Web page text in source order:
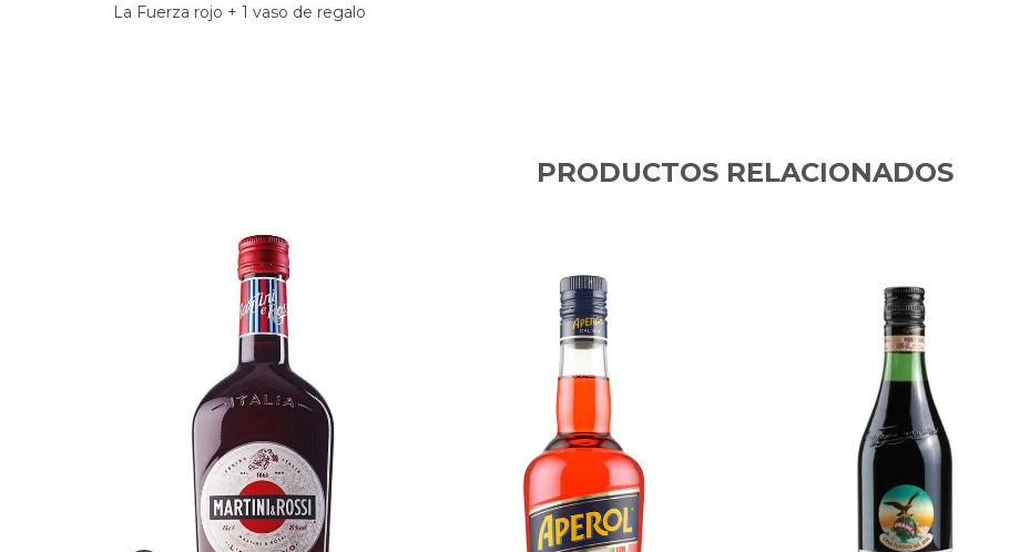
La Fuerza rojo + 1 vaso de regalo
PRODUCTOS RELACIONADOS